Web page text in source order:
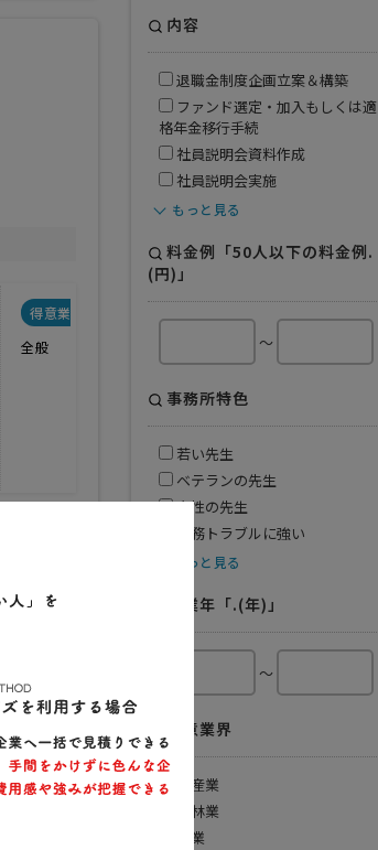
得意業界
全般
内容
退職金制度企画立案＆構築
ファンド選定・加入もしくは適
格年金移行手続
社員説明会資料作成
社員説明会実施
もっと見る
料金例「50人以下の料金例.
(円)」
～
事務所特色
若い先生
ベテランの先生
女性の先生
労務トラブルに強い
もっと見る
開業年「.(年)」
～
得意業界
水産業
農林業
鉱業